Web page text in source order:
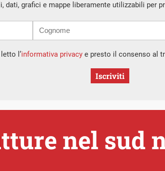
dati, grafici e mappe liberamente utilizzabili per
l’informativa privacye presto il consenso al
Iscriviti
nel sud